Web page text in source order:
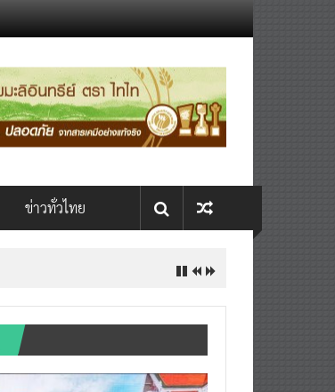
ข่าวทั่วไทย